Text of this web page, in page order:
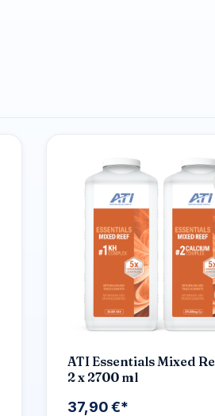
ATI Essentials Mixed
2 x 2700 ml
37,90 €*